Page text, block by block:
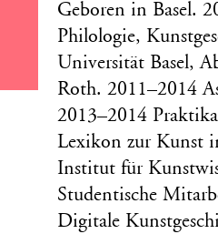
Geboren in Basel.
Philologie,
Universität Basel,
Roth. 2011–2014
2013–2014
Lexikon zur Kunst
Institut für
Studentische
Digitale